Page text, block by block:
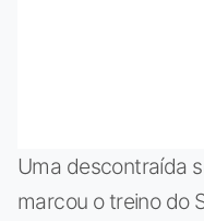
Uma descontraída
marcou o treino do